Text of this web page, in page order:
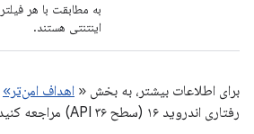
به مطابقت با هر فیلتر
اینتنتی هستند.
برای اطلاعات بیشتر، به بخش « اهداف امن‌تر»
رفتاری اندروید ۱۶ (سطح API ۳۶) مراجعه کنید.